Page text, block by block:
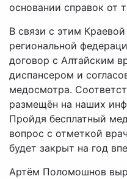
основании справок от
В связи с этим
региональной
договор с Алтайским
диспансером и
медосмотра.
размещён на наших
Пройдя бесплатный
вопрос с отметкой
будет закрыт на год
Артём Поломошнов